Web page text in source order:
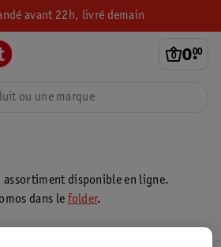
avant 22h, livré demain
0.
00
assortiment disponible en ligne.
dans le folder.